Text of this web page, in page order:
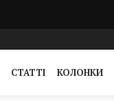
СТАТТІ КОЛОНКИ